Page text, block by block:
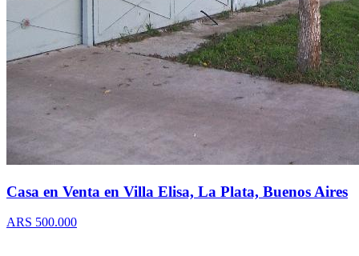
Casa en Venta en Villa Elisa, La Plata, Buenos Aires
ARS 500.000